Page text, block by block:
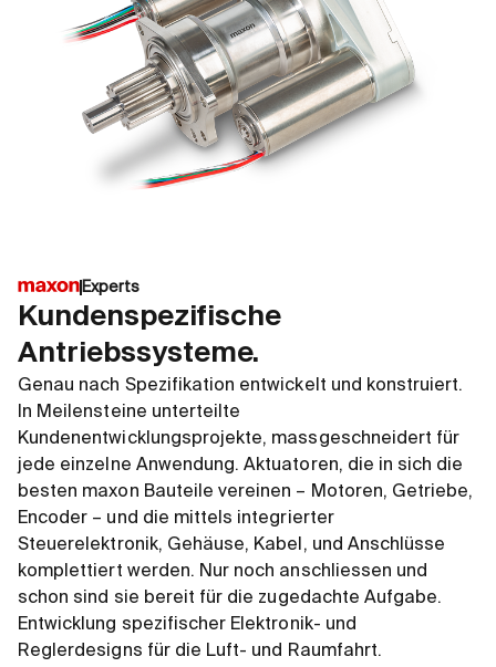
Experts
Kundenspezifische
Antriebssysteme.
Genau nach Spezifikation entwickelt und konstruiert.
In Meilensteine unterteilte
Kundenentwicklungsprojekte, massgeschneidert für
jede einzelne Anwendung. Aktuatoren, die in sich die
besten maxon Bauteile vereinen – Motoren, Getriebe,
Encoder – und die mittels integrierter
Steuerelektronik, Gehäuse, Kabel, und Anschlüsse
komplettiert werden. Nur noch anschliessen und
schon sind sie bereit für die zugedachte Aufgabe.
Entwicklung spezifischer Elektronik- und
Reglerdesigns für die Luft- und Raumfahrt.